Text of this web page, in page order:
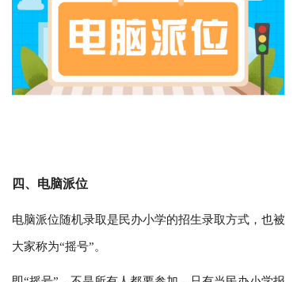
四、电脑派位
电脑派位随机录取是民办小学的招生录取方式，也被
大家称为“摇号”。